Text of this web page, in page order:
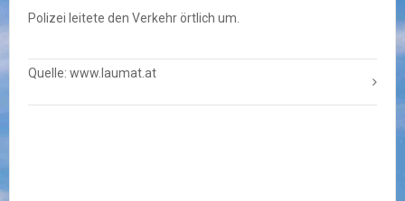
Polizei leitete den Verkehr örtlich um.
Quelle: www.laumat.at